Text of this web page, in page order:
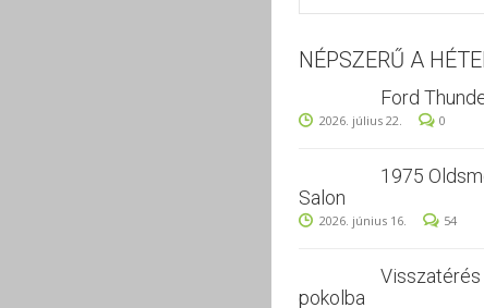
NÉPSZERŰ A
Ford
2026. július 22. 0
1975
Salon
2026. június 16. 54
pokolba